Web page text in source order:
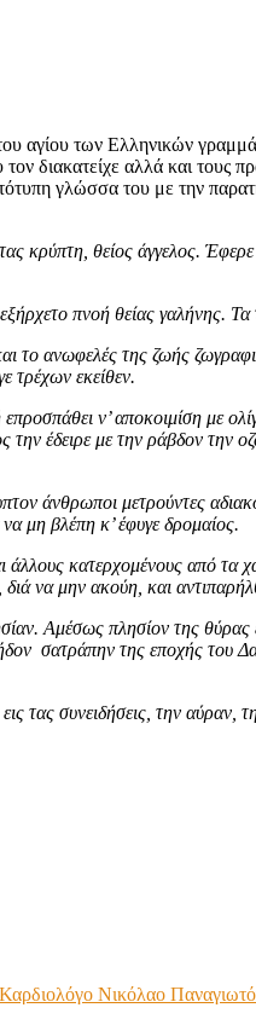
αγίου των Ελληνικών
διακατείχε αλλά και τους
γλώσσα του με την
κρύπτη, θείος άγγελος.
πνοή θείας γαλήνης.
το ανωφελές της ζωής
τρέχων εκείθεν.
ν’ αποκοιμίση με
έδειρε με την ράβδον την
άνθρωποι μετρούντες
μη βλέπη κ’ έφυγε δρομαίος.
κατερχομένους από τα
να μην ακούη, και
Αμέσως πλησίον της
σατράπην της εποχής του
τας συνειδήσεις, την αύραν,
Νικόλαο